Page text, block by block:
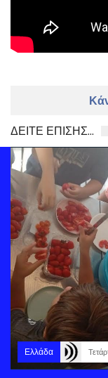
ΔΕΙΤΕ ΕΠΙΣΗΣ...
Ελλάδα